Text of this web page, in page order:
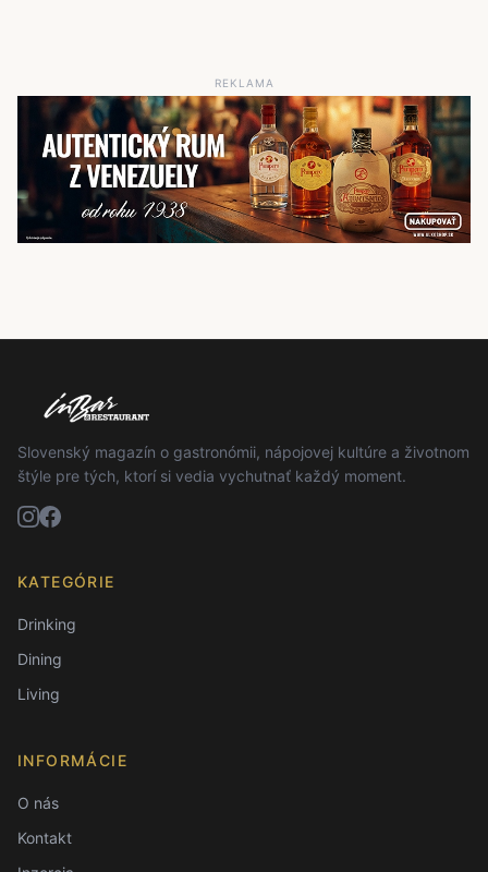
REKLAMA
Slovenský magazín o gastronómii, nápojovej kultúre a životnom
štýle pre tých, ktorí si vedia vychutnať každý moment.
KATEGÓRIE
Drinking
Dining
Living
INFORMÁCIE
O nás
Kontakt